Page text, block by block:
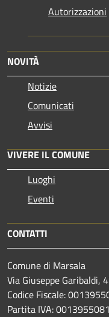
Autorizzazioni
NOVITÀ
Notizie
Comunicati
Avvisi
VIVERE IL COMUNE
Luoghi
Eventi
CONTATTI
Comune di Marsala
Via Giuseppe Garibaldi,
Codice Fiscale:
Partita IVA: